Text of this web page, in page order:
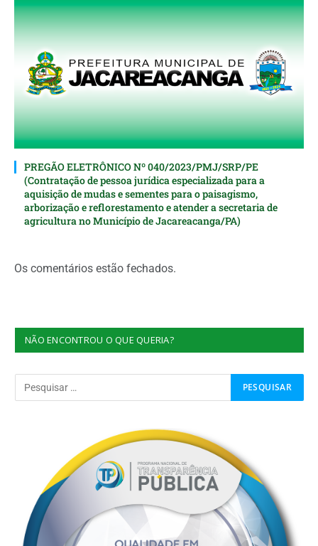
PREGÃO ELETRÔNICO Nº 040/2023/PMJ/SRP/PE
(Contratação de pessoa jurídica especializada para a
aquisição de mudas e sementes para o paisagismo,
arborização e reflorestamento e atender a secretaria de
agricultura no Município de Jacareacanga/PA)
Os comentários estão fechados.
NÃO ENCONTROU O QUE QUERIA?